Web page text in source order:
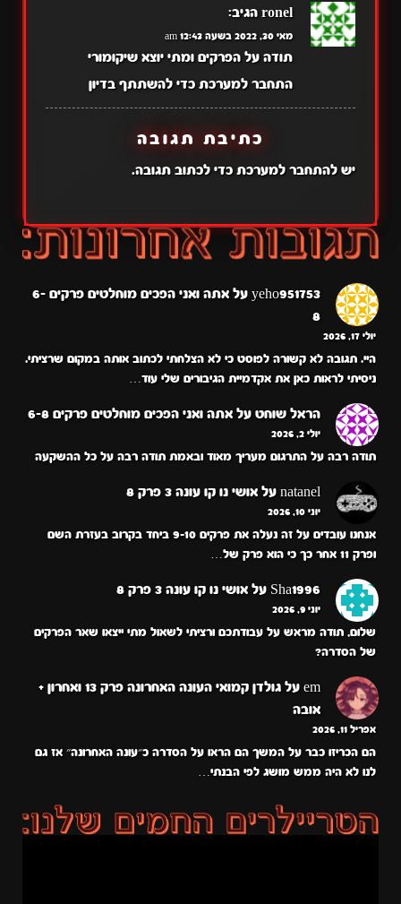
ronel הגיב:
מאי 30, 2022 בשעה 12:43 am
תודה על הפרקים ומתי יוצא שיקומורי
התחבר למערכת כדי להשתתף בדיון
כתיבת תגובה
יש להתחבר למערכתכדי לכתוב תגובה.
yeho951753 על
אתה ואני הפכים מוחלטים פרקים 6-
8
יולי 17, 2026
היי. תגובה לא קשורה לפוסט כי לא הצלחתי לכתוב אותה במקום שרציתי.
ניסיתי לראות כאן את אקדמיית הגיבורים שלי עוד…
הראל שוחט על אתה ואני הפכים מוחלטים פרקים 6-8
יולי 2, 2026
תודה רבה על התרגום מעריך מאוד ובאמת תודה רבה על כל ההשקעה
natanel על אושי נו קו עונה 3 פרק 8
יוני 10, 2026
אנחנו עובדים על זה נעלה את פרקים 9-10 ביחד בקרוב בעזרת השם
ופרק 11 אחר כך כי הוא פרק של…
Sha1996 על אושי נו קו עונה 3 פרק 8
יוני 9, 2026
שלום, תודה מראש על עבודתכם ורציתי לשאול מתי ייצאו שאר הפרקים
של הסדרה?
em על
גולדן קמואי העונה האחרונה פרק 13 ואחרון +
אובה
אפריל 11, 2026
הם הכריזו כבר על המשך הם הראו על הסדרה כ״עונה האחרונה״ אז גם
לנו לא היה ממש מושג לפי הבנתי…